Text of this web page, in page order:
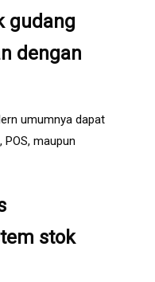
gudang
dengan
umumnya dapat
POS, maupun
stok